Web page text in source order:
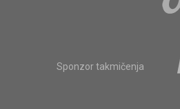
Sponzor takmičenja